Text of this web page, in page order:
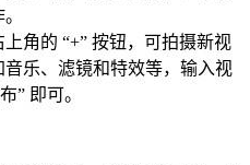
上角的 “+” 按钮，可拍摄新视
乐、滤镜和特效等，输入视
” 即可。